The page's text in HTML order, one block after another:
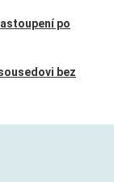
po
bez